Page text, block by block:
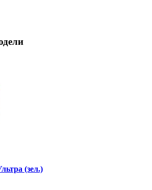
(зел.)